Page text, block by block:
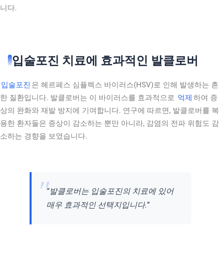
니다.
입술포진 치료에 효과적인 발클로버
입술포진 은 헤르페스 심플렉스 바이러스(HSV)로 인해 발생하는 흔
한 질환입니다. 발클로버는 이 바이러스를 효과적으로 억제 하여 증
상의 완화와 재발 방지에 기여합니다. 연구에 따르면, 발클로버를 복
용한 환자들은 증상이 감소하는 뿐만 아니라, 감염의 전파 위험도 감
소하는 경향을 보였습니다.
“발클로버는 입술포진의 치료에 있어
매우 효과적인 선택지입니다.”